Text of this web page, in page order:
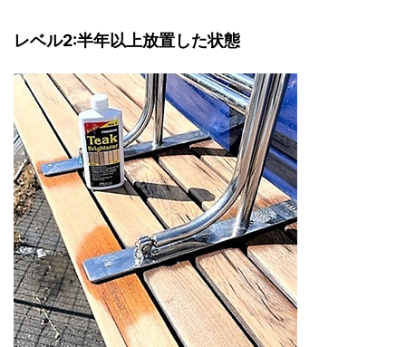
レベル2:半年以上放置した状態